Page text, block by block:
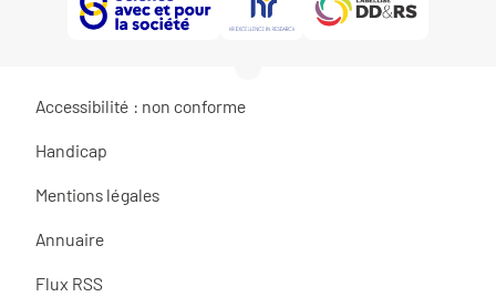
Accessibilité : non conforme
Handicap
Mentions légales
Annuaire
Flux RSS